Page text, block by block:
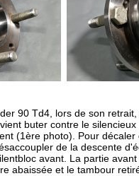
90 Td4, lors de son
buter contre le silencieux
(1ère photo). Pour décaler
de la descente
avant. La partie
abaissée et le tambour